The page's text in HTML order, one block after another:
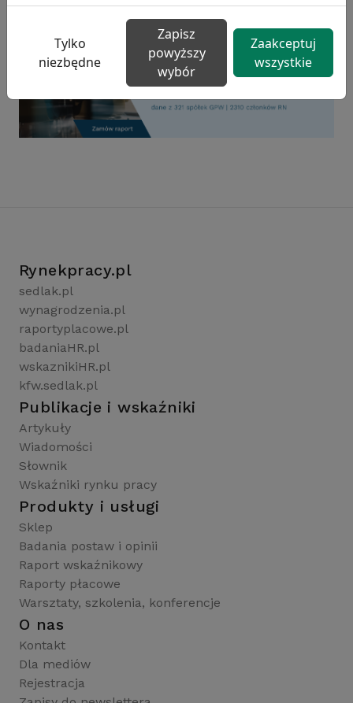
Rynekpracy.pl
sedlak.pl
wynagrodzenia.pl
raportyplacowe.pl
badaniaHR.pl
wskaznikiHR.pl
kfw.sedlak.pl
Publikacje i wskaźniki
Artykuły
Wiadomości
Słownik
Wskaźniki rynku pracy
Produkty i usługi
Sklep
Badania postaw i opinii
Raport wskaźnikowy
Raporty płacowe
Warsztaty, szkolenia, konferencje
O nas
Kontakt
Dla mediów
Rejestracja
Tylko
niezbędne
Zapisz
powyższy
wybór
Zaakceptuj
wszystkie